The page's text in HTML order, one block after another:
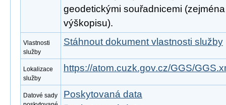
geodetickými souřadnicemi
výškopisu).
Vlastnosti
služby
Stáhnout dokument vlastnosti služby
Lokalizace
služby
https://atom.cuzk.gov.cz/GGS/
Datové sady
Poskytovaná data